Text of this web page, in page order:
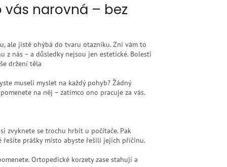
vás narovná – bez
ale jistě ohýbá do tvaru otazníku. Zní vám to
z nás – a důsledky nejsou jen estetické. Bolesti
držení těla
museli myslet na každý pohyb? Žádný
na něj – zatímco ono pracuje za vás.
zvyknete se trochu hrbit u počítače. Pak
řešíte prášky místo abyste řešili jejich příčinu.
Ortopedické korzety zase stahují a